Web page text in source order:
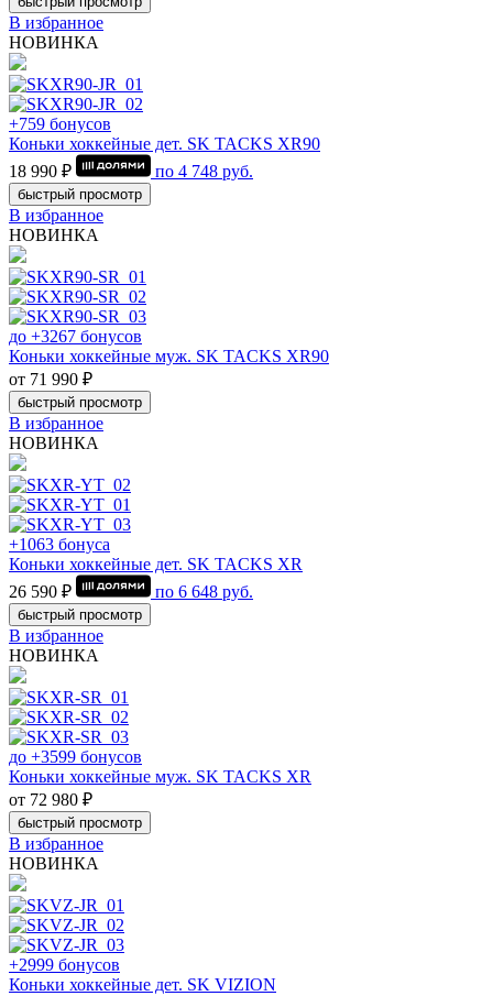
В избранное
НОВИНКА
+759 бонусов
Коньки хоккейные дет. SK TACKS XR90
18 990 ₽
по 4 748 руб.
быстрый просмотр
В избранное
НОВИНКА
до +3267 бонусов
Коньки хоккейные муж. SK TACKS XR90
от 71 990 ₽
быстрый просмотр
В избранное
НОВИНКА
+1063 бонуса
Коньки хоккейные дет. SK TACKS XR
26 590 ₽
по 6 648 руб.
быстрый просмотр
В избранное
НОВИНКА
до +3599 бонусов
Коньки хоккейные муж. SK TACKS XR
от 72 980 ₽
быстрый просмотр
В избранное
НОВИНКА
+2999 бонусов
Коньки хоккейные дет. SK VIZION